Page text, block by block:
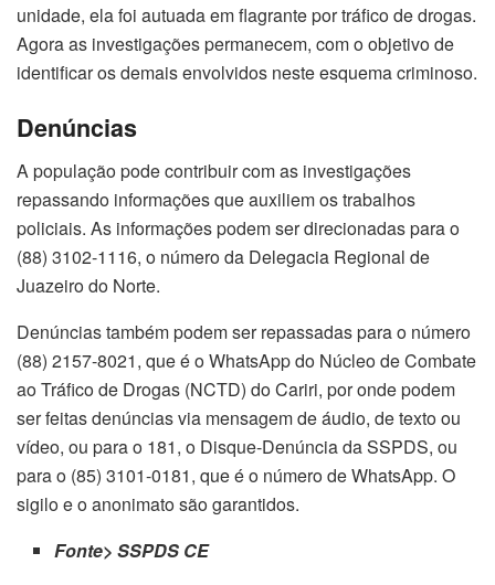
unidade, ela foi autuada em flagrante por tráfico de drogas.
Agora as investigações permanecem, com o objetivo de
identificar os demais envolvidos neste esquema criminoso.
Denúncias
A população pode contribuir com as investigações
repassando informações que auxiliem os trabalhos
policiais. As informações podem ser direcionadas para o
(88) 3102-1116, o número da Delegacia Regional de
Juazeiro do Norte.
Denúncias também podem ser repassadas para o número
(88) 2157-8021, que é o WhatsApp do Núcleo de Combate
ao Tráfico de Drogas (NCTD) do Cariri, por onde podem
ser feitas denúncias via mensagem de áudio, de texto ou
vídeo, ou para o 181, o Disque-Denúncia da SSPDS, ou
para o (85) 3101-0181, que é o número de WhatsApp. O
sigilo e o anonimato são garantidos.
Fonte> SSPDS CE